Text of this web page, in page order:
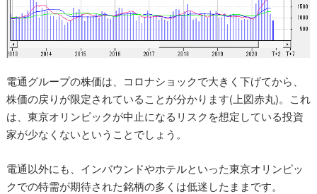
電通グループの株価は、コロナショックで大きく下げてから、
株価の戻りが限定されていることが分かります(上図赤丸)。これ
は、東京オリンピックが中止になるリスクを想定している投資
家が少なくないということでしょう。
電通以外にも、インバウンドやホテルといった東京オリンピッ
クでの特需が期待された銘柄の多くは低迷したままです。